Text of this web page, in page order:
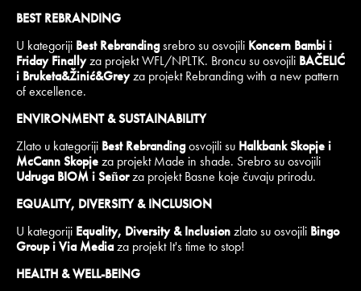
BEST REBRANDING
U kategoriji Best Rebrandingsrebro su osvojili Koncern Bambi i
Friday Finallyza projekt WFL/NPLTK. Broncu su osvojili BAČELIĆ
i Bruketa&Žinić&Greyza projekt Rebranding with a new pattern
of excellence.
ENVIRONMENT & SUSTAINABILITY
Zlato u kategoriji Best Rebrandingosvojili su Halkbank Skopje i
McCann Skopjeza projekt Made in shade. Srebro su osvojili
Udruga BIOM i Señorza projekt Basne koje čuvaju prirodu.
EQUALITY, DIVERSITY & INCLUSION
U kategoriji Equality, Diversity & Inclusionzlato su osvojili Bingo
Group i Via Mediaza projekt It's time to stop!
HEALTH & WELL-BEING